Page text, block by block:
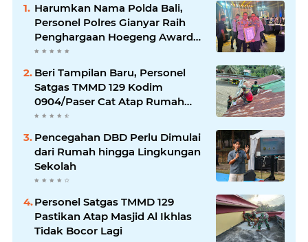
Harumkan Nama Polda Bali,
Personel Polres Gianyar Raih
Penghargaan Hoegeng Awards
2026
Beri Tampilan Baru, Personel
Satgas TMMD 129 Kodim
0904/Paser Cat Atap Rumah
Marbot
Pencegahan DBD Perlu Dimulai
dari Rumah hingga Lingkungan
Sekolah
Personel Satgas TMMD 129
Pastikan Atap Masjid Al Ikhlas
Tidak Bocor Lagi